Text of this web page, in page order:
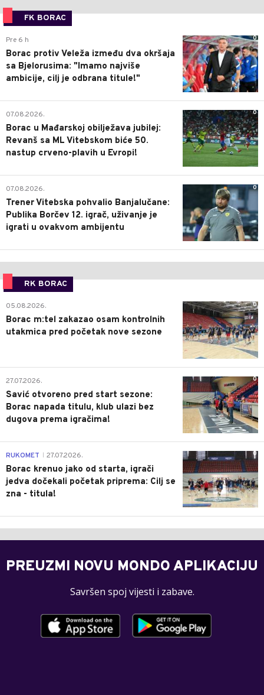
FK BORAC
0
Pre 6 h
Borac protiv Veleža između dva okršaja
sa Bjelorusima: "Imamo najviše
ambicije, cilj je odbrana titule!"
0
07.08.2026.
Borac u Mađarskoj obilježava jubilej:
Revanš sa ML Vitebskom biće 50.
nastup crveno-plavih u Evropi!
0
07.08.2026.
Trener Vitebska pohvalio Banjalučane:
Publika Borčev 12. igrač, uživanje je
igrati u ovakvom ambijentu
RK BORAC
0
05.08.2026.
Borac m:tel zakazao osam kontrolnih
utakmica pred početak nove sezone
0
27.07.2026.
Savić otvoreno pred start sezone:
Borac napada titulu, klub ulazi bez
dugova prema igračima!
0
RUKOMET 27.07.2026.
Borac krenuo jako od starta, igrači
jedva dočekali početak priprema: Cilj se
zna - titula!
PREUZMI NOVU MONDO APLIKACIJU
Savršen spoj vijesti i zabave.